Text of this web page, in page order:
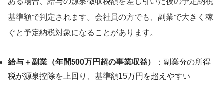
基準額で判定されます。会社員の方でも、副業で大きく稼
ぐと予定納税対象になることがあります。
給与＋副業（年間500万円超の事業収益）
：副業分の所得
税が源泉控除を上回り、基準額15万円を超えやすい